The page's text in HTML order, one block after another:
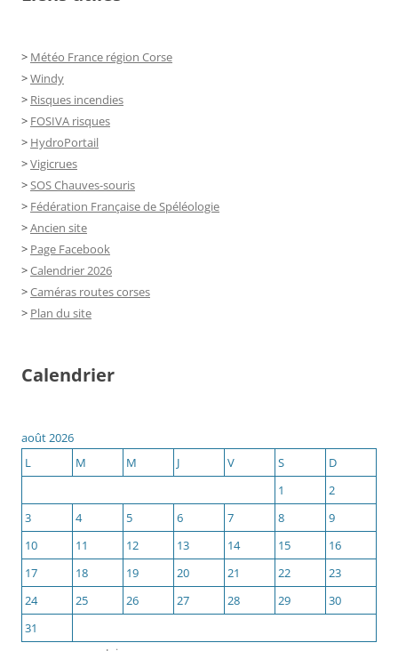
> Météo France région Corse
>Windy
> Risques incendies
> FOSIVA risques
> HydroPortail
>Vigicrues
>SOS Chauves-souris
> Fédération Française de Spéléologie
>Ancien site
> Page Facebook
>Calendrier 2026
>Caméras routes corses
> Plan du site
Calendrier
août 2026
L
M M J V S
D
1
2
3
4 5 6 7 8
9
10
11 12 13 14 15
16
17
18 19 20 21 22
23
24
25 26 27 28 29
30
31